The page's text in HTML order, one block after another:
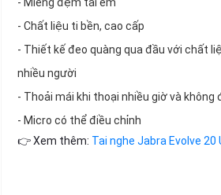
- Chất liệu ti bền, cao cấp
- Thiết kế đeo quàng qua đầu với chất
nhiều người
- Thoải mái khi thoại nhiều giờ và không
- Micro có thể điều chỉnh
👉 Xem thêm: Tai nghe Jabra Evolve 20